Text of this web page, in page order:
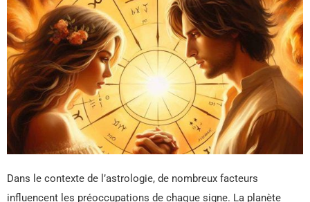
Dans le contexte de l’astrologie, de nombreux facteurs
influencent les préoccupations de chaque signe. La planète